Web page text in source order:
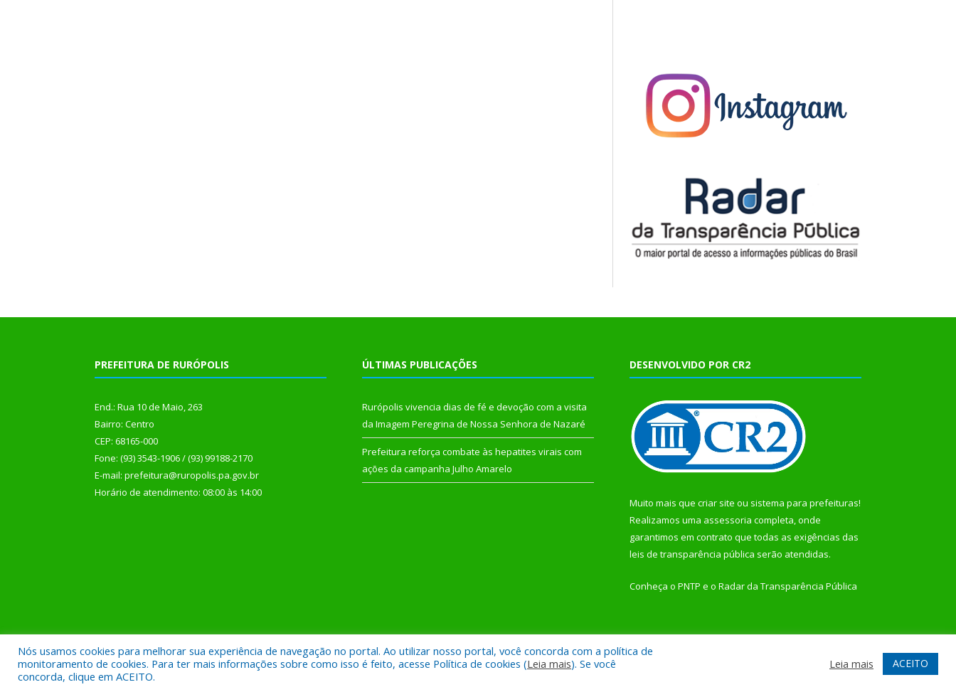
PREFEITURA DE RURÓPOLIS
End.: Rua 10 de Maio, 263
Bairro: Centro
CEP: 68165-000
Fone: (93) 3543-1906 / (93) 99188-2170
E-mail: prefeitura@ruropolis.pa.gov.br
Horário de atendimento: 08:00 às 14:00
ÚLTIMAS PUBLICAÇÕES
Rurópolis vivencia dias de fé e devoção com a visita
da Imagem Peregrina de Nossa Senhora de Nazaré
Prefeitura reforça combate às hepatites virais com
ações da campanha Julho Amarelo
DESENVOLVIDO POR CR2
Muito mais que criar site ou sistema para prefeituras!
Realizamos uma assessoria completa, onde
garantimos em contrato que todas as exigências das
leis de transparência pública serão atendidas.
Conheça o PNTP e o Radar da Transparência Pública
Todos os direitos reservados a Prefeitura Municipal de Rurópolis. Mapa do Site Acessar Webmail
Nós usamos cookies para melhorar sua experiência de navegação no portal. Ao utilizar nosso portal, você concorda com a política de
monitoramento de cookies. Para ter mais informações sobre como isso é feito, acesse Política de cookies (Leia mais). Se você
concorda, clique em ACEITO.
Leia mais ACEITO